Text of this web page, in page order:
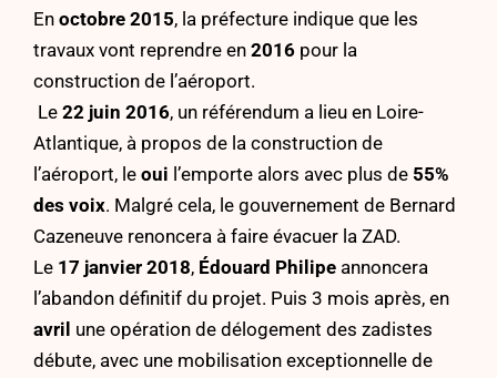
En octobre 2015, la préfecture indique que les
travaux vont reprendre en 2016 pour la
construction de l’aéroport.
Le 22 juin 2016, un référendum a lieu en Loire-
Atlantique, à propos de la construction de
l’aéroport, le oui l’emporte alors avec plus de 55%
des voix. Malgré cela, le gouvernement de Bernard
Cazeneuve renoncera à faire évacuer la ZAD.
Le 17 janvier 2018, Édouard Philipe annoncera
l’abandon définitif du projet. Puis 3 mois après, en
avril une opération de délogement des zadistes
débute, avec une mobilisation exceptionnelle de